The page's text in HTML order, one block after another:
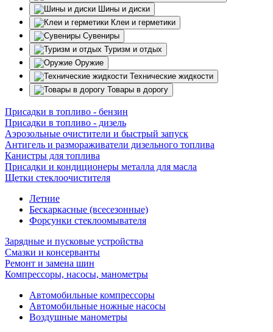
Шины и диски
Клеи и герметики
Сувениры
Туризм и отдых
Оружие
Технические жидкости
Товары в дорогу
Присадки в топливо - бензин
Присадки в топливо - дизель
Аэрозольные очистители и быстрый запуск
Антигель и размораживатели дизельного топлива
Канистры для топлива
Присадки и кондиционеры металла для масла
Щетки стеклоочистителя
Летние
Бескаркасные (всесезонные)
Форсунки стеклоомывателя
Зарядные и пусковые устройства
Смазки и консерванты
Ремонт и замена шин
Компрессоры, насосы, манометры
Автомобильные компрессоры
Автомобильные ножные насосы
Воздушные манометры